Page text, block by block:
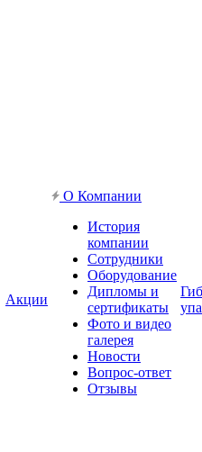
Акции
О Компании
История
компании
Сотрудники
Оборудование
Дипломы и
сертификаты
Фото и видео
галерея
Новости
Вопрос-ответ
Отзывы